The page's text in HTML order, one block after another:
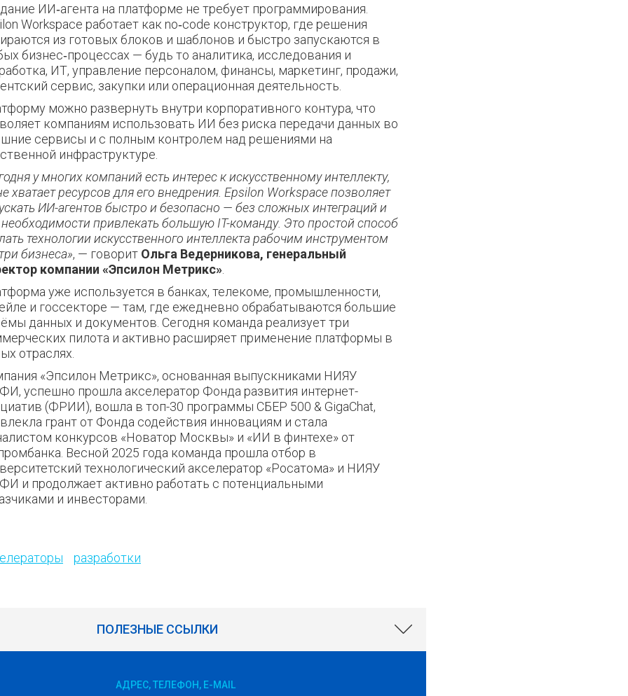
ИИ‑агента на платформе не требует программирования.
Workspace работает как no‑code конструктор, где решения
из готовых блоков и шаблонов и быстро запускаются в
бизнес‑процессах — будь то аналитика, исследования и
ИТ, управление персоналом, финансы, маркетинг, продажи,
сервис, закупки или операционная деятельность.
можно развернуть внутри корпоративного контура, что
компаниям использовать ИИ без риска передачи данных во
сервисы и с полным контролем над решениями на
инфраструктуре.
у многих компаний есть интерес к искусственному интеллекту,
хватает ресурсов для его внедрения. Epsilon Workspace позволяет
ИИ-агентов быстро и безопасно — без сложных интеграций и
привлекать большую IT-команду. Это простой способ
технологии искусственного интеллекта рабочим инструментом
бизнеса», — говорит Ольга Ведерникова, генеральный
компании «Эпсилон Метрикс»
уже используется в банках, телекоме, промышленности,
и госсекторе — там, где ежедневно обрабатываются большие
данных и документов. Сегодня команда реализует три
пилота и активно расширяет применение платформы в
отраслях.
«Эпсилон Метрикс», основанная выпускниками НИЯУ
успешно прошла акселератор Фонда развития интернет-
(ФРИИ), вошла в топ-30 программы СБЕР 500 & GigaChat,
грант от Фонда содействия инновациям и стала
конкурсов «Новатор Москвы» и «ИИ в финтехе» от
Весной 2025 года команда прошла отбор в
технологический акселератор «Росатома» и НИЯУ
и продолжает активно работать с потенциальными
и инвесторами.
разработки
ПОЛЕЗНЫЕ ССЫЛКИ
АДРЕС, ТЕЛЕФОН, E-MAIL